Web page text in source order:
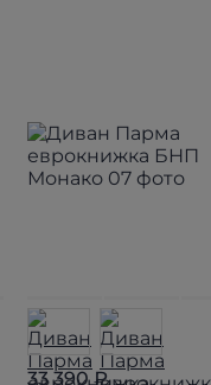
33 390 ₽